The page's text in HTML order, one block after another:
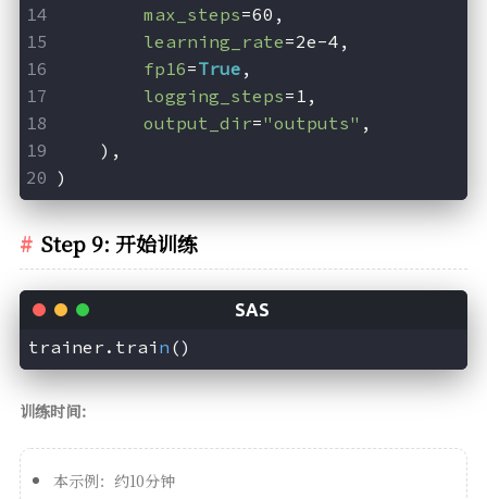
max_steps=60,
learning_rate=2e-4,
fp16=True ,
logging_steps=1,
output_dir="outputs" ,
    ),
)
Step 9: 开始训练
trainer.trai n ()
训练时间：
本示例：约10分钟